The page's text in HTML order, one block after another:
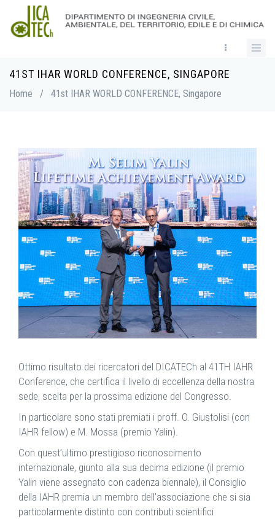
main
41ST IHAR WORLD CONFERENCE, SINGAPORE
Breadcrumb
Home / 41st IHAR WORLD CONFERENCE, Singapore
Ottimo risultato dei ricercatori del DICATECh al 41TH IAHR
Conference, che certifica il livello di eccellenza della nostra
sede, scelta per la prossima edizione del Congresso.
In particolare sono stati premiati i proff. O. Giustolisi (con
IAHR fellow) e M. Mossa (premio Yalin).
Con quest’ultimo prestigioso riconoscimento
internazionale, giunto alla sua decima edizione (il premio
Yalin viene assegnato con cadenza biennale), il Consiglio
della IAHR premia un membro dell’associazione che si sia
particolarmente distinto con contributi scientifici